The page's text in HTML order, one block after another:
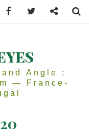
Angle :
— France-
Facebook Twitter